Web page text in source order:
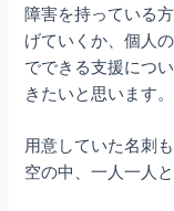
障害を持っている
げていくか、個人
でできる支援につ
きたいと思います。
用意していた名刺
空の中、一人一人